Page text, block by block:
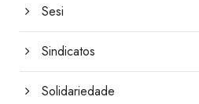
Sesi
Sindicatos
Solidariedade